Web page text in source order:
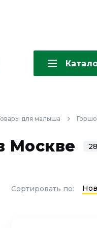
для малыша
Москве
Сортировать по: